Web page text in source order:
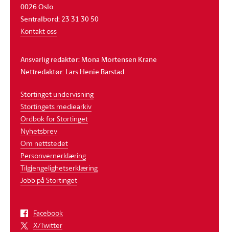
0026 Oslo
Sentralbord: 23 31 30 50
Kontakt oss
Ansvarlig redaktør: Mona Mortensen Krane
Nettredaktør: Lars Henie Barstad
Stortinget undervisning
Stortingets mediearkiv
Ordbok for Stortinget
Nyhetsbrev
Om nettstedet
Personvernerklæring
Tilgjengelighetserklæring
Jobb på Stortinget
Facebook
X/Twitter